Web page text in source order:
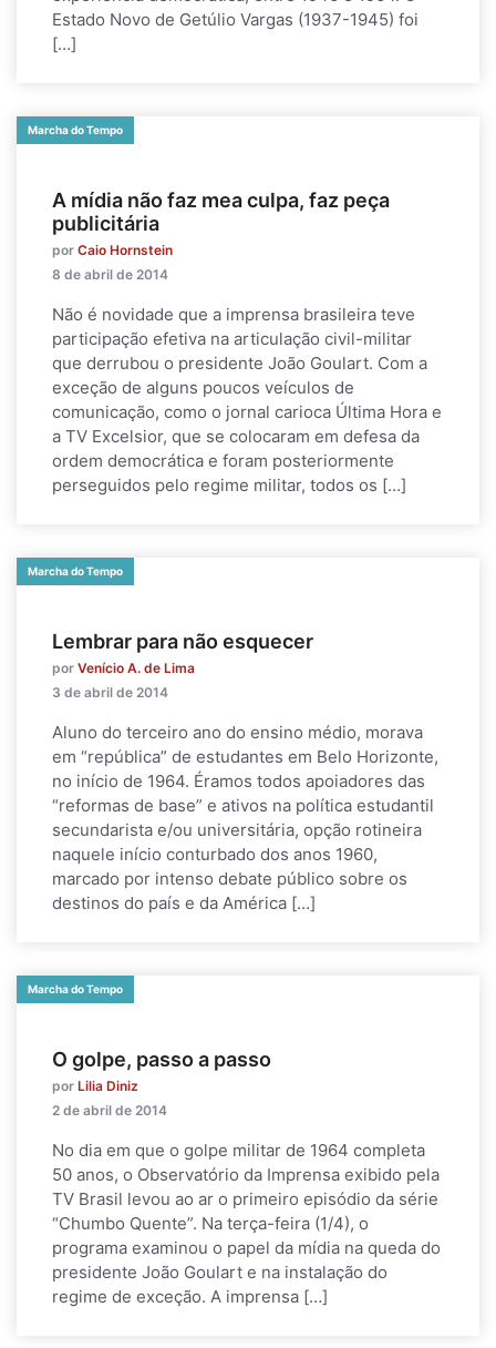
Estado Novo de Getúlio Vargas (1937-1945) foi
[…]
Marcha do Tempo
A mídia não faz mea culpa, faz peça
publicitária
por Caio Hornstein
8 de abril de 2014
Não é novidade que a imprensa brasileira teve
participação efetiva na articulação civil-militar
que derrubou o presidente João Goulart. Com a
exceção de alguns poucos veículos de
comunicação, como o jornal carioca Última Hora e
a TV Excelsior, que se colocaram em defesa da
ordem democrática e foram posteriormente
perseguidos pelo regime militar, todos os […]
Marcha do Tempo
Lembrar para não esquecer
por Venício A. de Lima
3 de abril de 2014
Aluno do terceiro ano do ensino médio, morava
em “república” de estudantes em Belo Horizonte,
no início de 1964. Éramos todos apoiadores das
“reformas de base” e ativos na política estudantil
secundarista e/ou universitária, opção rotineira
naquele início conturbado dos anos 1960,
marcado por intenso debate público sobre os
destinos do país e da América […]
Marcha do Tempo
O golpe, passo a passo
por Lilia Diniz
2 de abril de 2014
No dia em que o golpe militar de 1964 completa
50 anos, o Observatório da Imprensa exibido pela
TV Brasil levou ao ar o primeiro episódio da série
“Chumbo Quente”. Na terça-feira (1/4), o
programa examinou o papel da mídia na queda do
presidente João Goulart e na instalação do
regime de exceção. A imprensa […]